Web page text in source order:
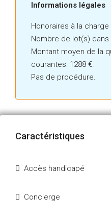
Informations légales
Honoraires à la
Nombre de lot(s)
Montant moyen de la
courantes: 1288 €.
Pas de procédure.
Caractéristiques
Accès handicapé
Concierge